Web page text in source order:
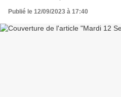
Publié le 12/09/2023 à 17:40